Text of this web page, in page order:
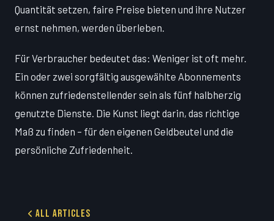
Quantität setzen, faire Preise bieten und ihre Nutzer
ernst nehmen, werden überleben.
Für Verbraucher bedeutet das: Weniger ist oft mehr.
Ein oder zwei sorgfältig ausgewählte Abonnements
können zufriedenstellender sein als fünf halbherzig
genutzte Dienste. Die Kunst liegt darin, das richtige
Maß zu finden – für den eigenen Geldbeutel und die
persönliche Zufriedenheit.
All Articles